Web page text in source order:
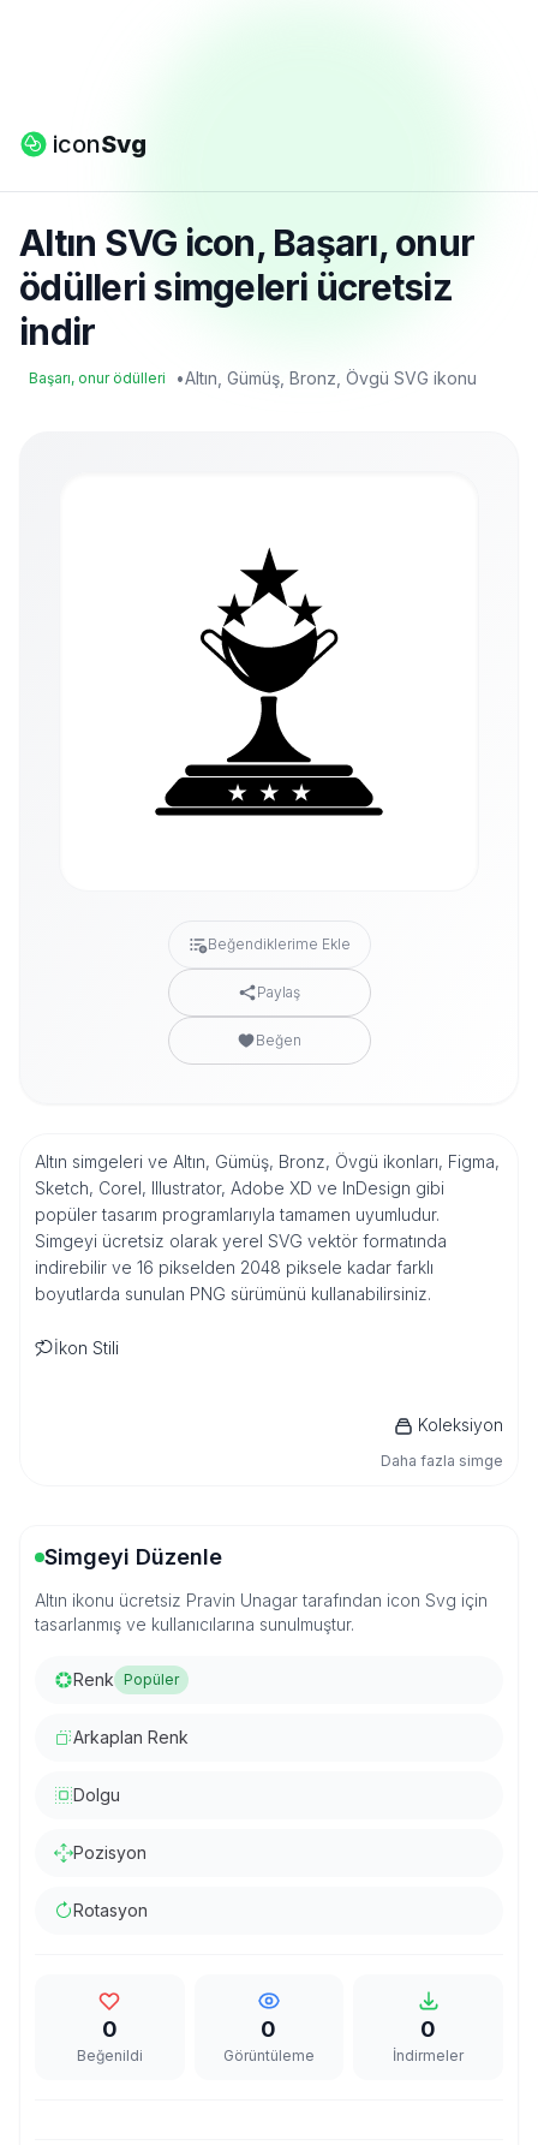
iconSvg
Altın SVG icon, Başarı, onur
ödülleri simgeleri ücretsiz
indir
Başarı, onur ödülleri •Altın, Gümüş, Bronz, Övgü SVG ikonu
Beğendiklerime Ekle
Paylaş
Beğen
Altın simgeleri ve Altın, Gümüş, Bronz, Övgü ikonları, Figma,
Sketch, Corel, Illustrator, Adobe XD ve InDesign gibi
popüler tasarım programlarıyla tamamen uyumludur.
Simgeyi ücretsiz olarak yerel SVG vektör formatında
indirebilir ve 16 pikselden 2048 piksele kadar farklı
boyutlarda sunulan PNG sürümünü kullanabilirsiniz.
İkon Stili
Koleksiyon
Daha fazla simge
Simgeyi Düzenle
Altın ikonu ücretsiz Pravin Unagar tarafından icon Svg için
tasarlanmış ve kullanıcılarına sunulmuştur.
Renk Popüler
Arkaplan Renk
Dolgu
Pozisyon
Rotasyon
0
Beğenildi
0
Görüntüleme
0
İndirmeler